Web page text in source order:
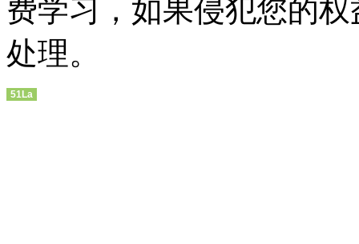
费学习，如果侵犯您的
处理。
51La